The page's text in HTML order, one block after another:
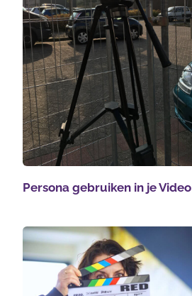
Persona gebruiken in je Video